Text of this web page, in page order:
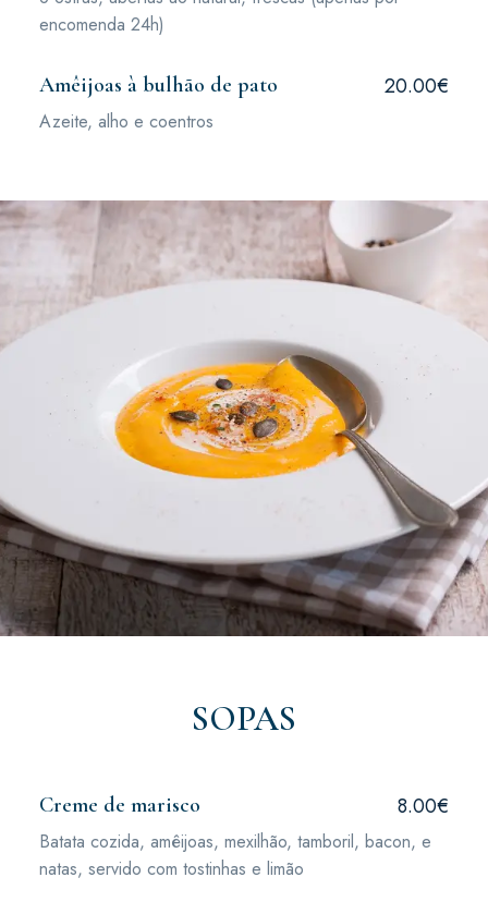
encomenda 24h)
Amêijoas à bulhão de pato 20.00€
Azeite, alho e coentros
SOPAS
Creme de marisco 8.00€
Batata cozida, amêijoas, mexilhão, tamboril, bacon, e
natas, servido com tostinhas e limão